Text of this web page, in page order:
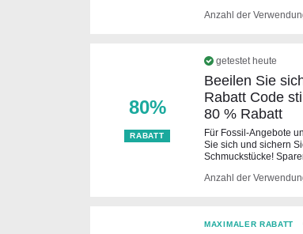
Anzahl der
80%
RABATT
getestet heute
Beeilen Sie
Rabatt Code
80 % Rabatt
Für Fossil-Angebote
Sie sich und sichern
Schmuckstücke!
Anzahl der
MAXIMALER RABATT